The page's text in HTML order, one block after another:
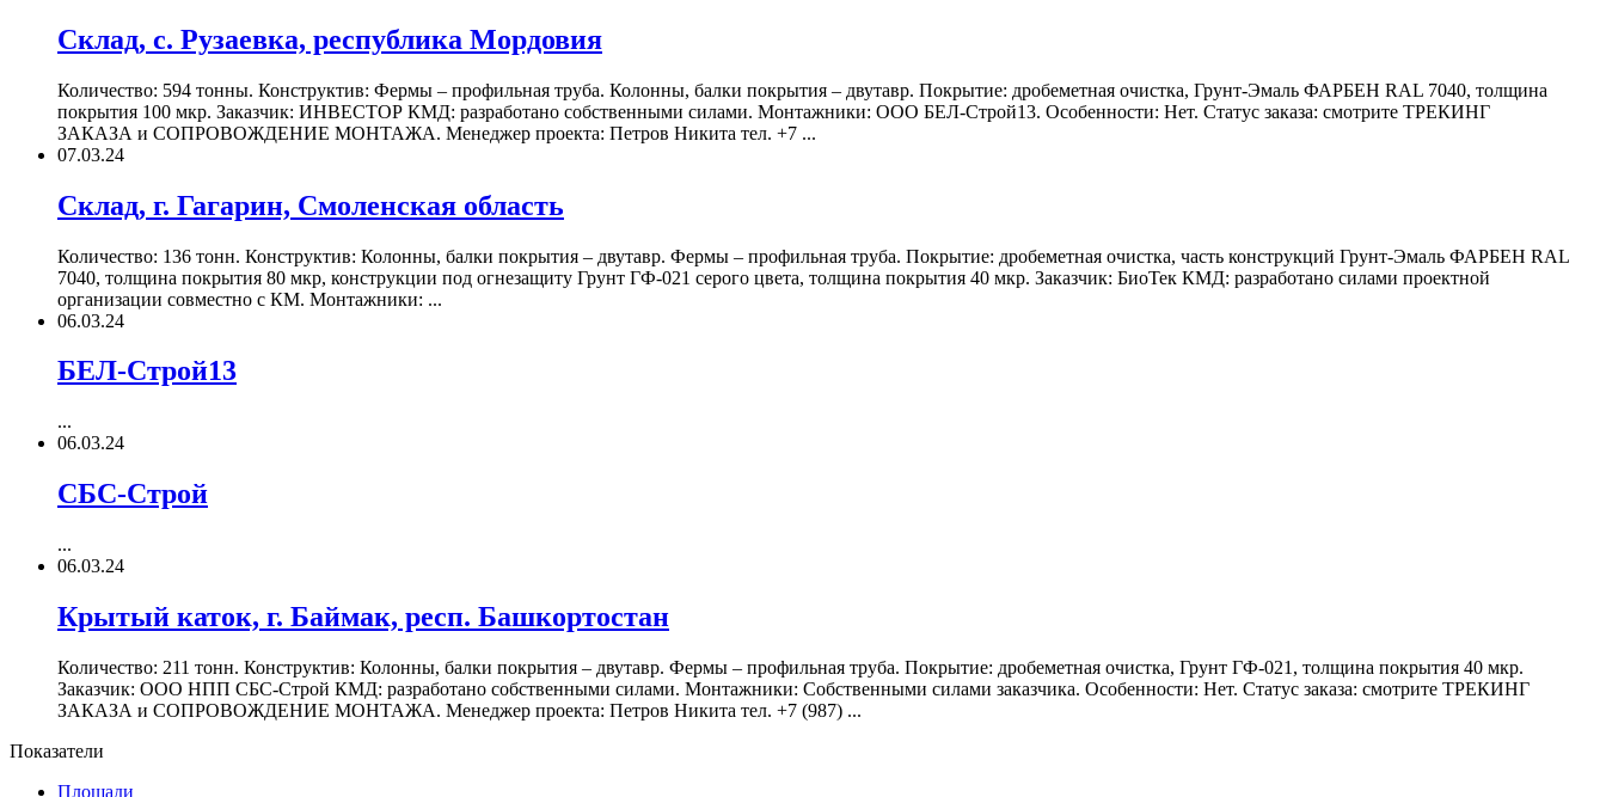
Склад, с. Рузаевка, республика Мордовия
Количество: 594 тонны. Конструктив: Фермы – профильная труба. Колонны, балки покрытия – двутавр. Покрытие: дробеметная очистка, Грунт-Эмаль ФАРБЕН RAL 7040, толщина
покрытия 100 мкр. Заказчик: ИНВЕСТОР КМД: разработано собственными силами. Монтажники: ООО БЕЛ-Строй13. Особенности: Нет. Статус заказа: смотрите ТРЕКИНГ
ЗАКАЗА и СОПРОВОЖДЕНИЕ МОНТАЖА. Менеджер проекта: Петров Никита тел. +7 ...
07.03.24
Склад, г. Гагарин, Смоленская область
Количество: 136 тонн. Конструктив: Колонны, балки покрытия – двутавр. Фермы – профильная труба. Покрытие: дробеметная очистка, часть конструкций Грунт-Эмаль ФАРБЕН RAL
7040, толщина покрытия 80 мкр, конструкции под огнезащиту Грунт ГФ-021 серого цвета, толщина покрытия 40 мкр. Заказчик: БиоТек КМД: разработано силами проектной
организации совместно с КМ. Монтажники: ...
06.03.24
БЕЛ-Строй13
...
06.03.24
СБС-Строй
...
06.03.24
Крытый каток, г. Баймак, респ. Башкортостан
Количество: 211 тонн. Конструктив: Колонны, балки покрытия – двутавр. Фермы – профильная труба. Покрытие: дробеметная очистка, Грунт ГФ-021, толщина покрытия 40 мкр.
Заказчик: ООО НПП СБС-Строй КМД: разработано собственными силами. Монтажники: Собственными силами заказчика. Особенности: Нет. Статус заказа: смотрите ТРЕКИНГ
ЗАКАЗА и СОПРОВОЖДЕНИЕ МОНТАЖА. Менеджер проекта: Петров Никита тел. +7 (987) ...
Показатели
Площади